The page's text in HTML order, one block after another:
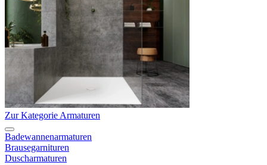
Zur Kategorie Armaturen
Badewannenarmaturen
Brausegarnituren
Duscharmaturen